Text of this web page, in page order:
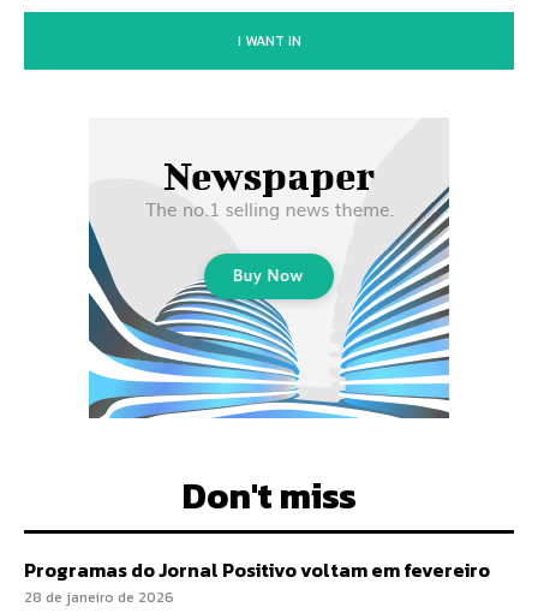
I WANT IN
Don't miss
Programas do Jornal Positivo voltam em fevereiro
28 de janeiro de 2026